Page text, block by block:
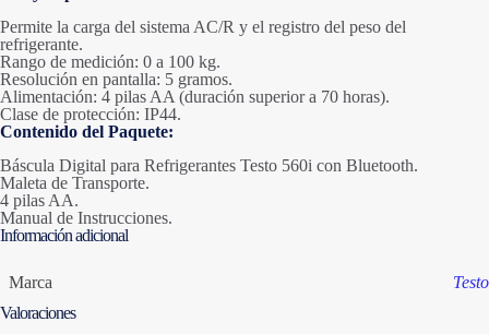
Permite la carga del sistema AC/R y el registro del peso del
refrigerante.
Rango de medición: 0 a 100 kg.
Resolución en pantalla: 5 gramos.
Alimentación: 4 pilas AA (duración superior a 70 horas).
Clase de protección: IP44.
Contenido del Paquete:
Báscula Digital para Refrigerantes Testo 560i con Bluetooth.
Maleta de Transporte.
4 pilas AA.
Manual de Instrucciones.
Información adicional
Marca
Testo
Valoraciones